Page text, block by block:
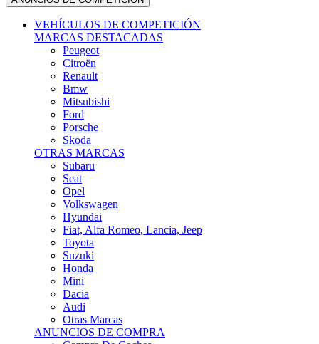
VEHÍCULOS DE COMPETICIÓN
MARCAS DESTACADAS
Peugeot
Citroën
Renault
Bmw
Mitsubishi
Ford
Porsche
Skoda
OTRAS MARCAS
Subaru
Seat
Opel
Volkswagen
Hyundai
Fiat, Alfa Romeo, Lancia, Jeep
Toyota
Suzuki
Honda
Mini
Dacia
Audi
Otras Marcas
ANUNCIOS DE COMPRA
Compra De Coches
ALQUILER VEHÍCULOS